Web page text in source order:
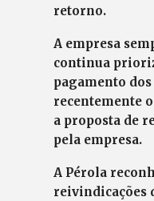
retorno.
A empresa
continua
pagamento
recentemente
a proposta de
pela empresa.
A Pérola
reivindicações